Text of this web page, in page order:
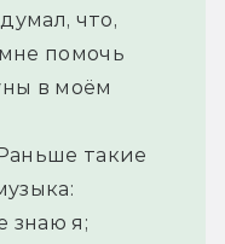
что,
помочь
в моём
такие
знаю я;